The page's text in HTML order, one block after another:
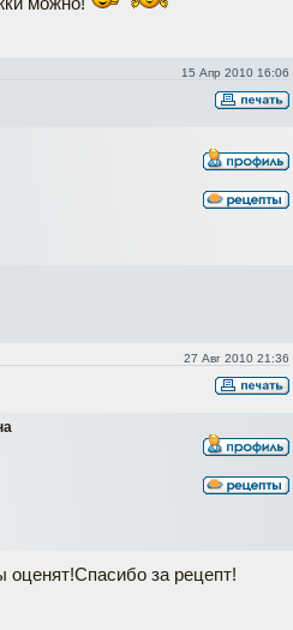
15 Апр 2010 16:06
27 Авг 2010 21:36
за рецепт!